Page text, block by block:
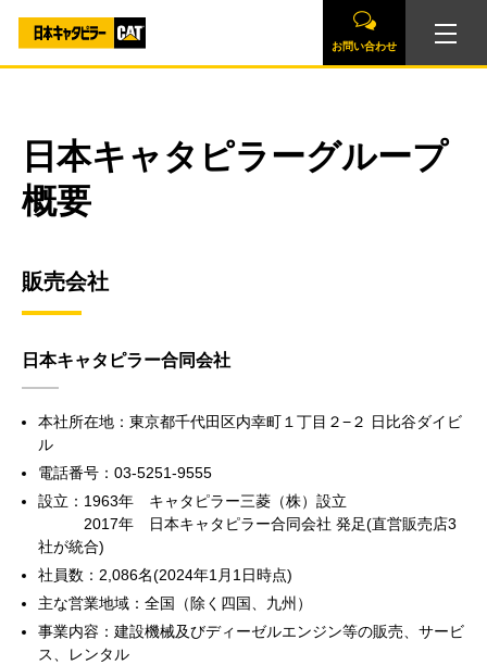
お問い合わせ
日本キャタピラーグループ
概要
販売会社
日本キャタピラー合同会社
本社所在地：東京都千代田区内幸町１丁目２−２ 日比谷ダイビ
ル
電話番号：03-5251-9555
設立：1963年 キャタピラー三菱（株）設立
2017年 日本キャタピラー合同会社 発足(直営販売店3
社が統合)
社員数：2,086名(2024年1月1日時点)
主な営業地域：全国（除く四国、九州）
事業内容：建設機械及びディーゼルエンジン等の販売、サービ
ス、レンタル